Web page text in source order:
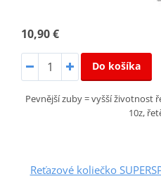
10,90 €
Do košíka
Pevnější zuby = vyšší životnost
10z,
Reťazové koliečko